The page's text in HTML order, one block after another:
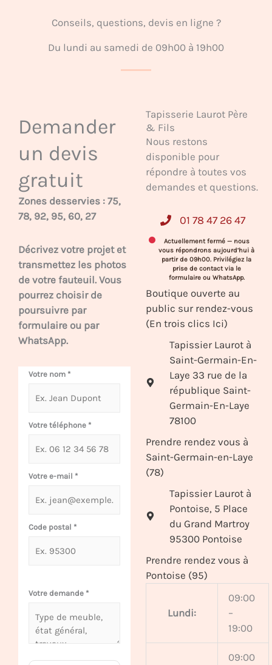
Conseils, questions, devis en ligne ?
Du lundi au samedi de 09h00 à 19h00
Demander
un devis
gratuit
Zones desservies : 75,
78, 92, 95, 60, 27
Décrivez votre projet et
transmettez les photos
de votre fauteuil. Vous
pourrez choisir de
poursuivre par
formulaire ou par
WhatsApp.
Votre nom *
Votre téléphone *
Votre e-mail *
Code postal *
Votre demande *
Tapisserie Laurot Père
& Fils
Nous restons
disponible pour
répondre à toutes vos
demandes et questions.
01 78 47 26 47
Actuellement fermé — nous
vous répondrons aujourd’hui à
partir de 09h00. Privilégiez la
prise de contact via le
formulaire ou WhatsApp.
Boutique ouverte au
public sur rendez-vous
(En trois clics Ici)
Tapissier Laurot à
Saint-Germain-En-
Laye 33 rue de la
république Saint-
Germain-En-Laye
78100
Prendre rendez vous à
Saint-Germain-en-Laye
(78)
Tapissier Laurot à
Pontoise, 5 Place
du Grand Martroy
95300 Pontoise
Prendre rendez vous à
Pontoise (95)
Lundi:
09:00
–
19:00
09:00